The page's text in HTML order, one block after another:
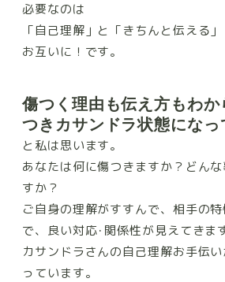
必要なのは
「自己理解」と「きちんと伝える」
お互いに！です。
傷つく理由も伝え方もわ
つきカサンドラ状態になっ
と私は思います。
あなたは何に傷つきますか？どん
すか？
ご自身の理解がすすんで、相手の
で、良い対応･関係性が見えてきま
カサンドラさんの自己理解お手伝
っています。